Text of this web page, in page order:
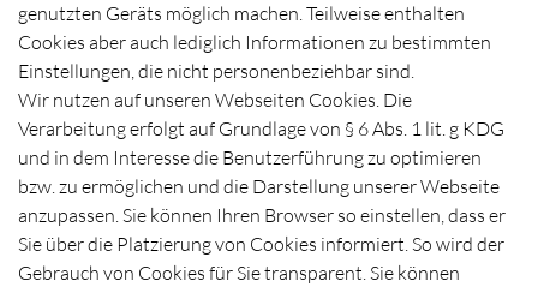
genutzten Geräts möglich machen. Teilweise enthalten
Cookies aber auch lediglich Informationen zu bestimmten
Einstellungen, die nicht personenbeziehbar sind.
Wir nutzen auf unseren Webseiten Cookies. Die
Verarbeitung erfolgt auf Grundlage von § 6 Abs. 1 lit. g KDG
und in dem Interesse die Benutzerführung zu optimieren
bzw. zu ermöglichen und die Darstellung unserer Webseite
anzupassen. Sie können Ihren Browser so einstellen, dass er
Sie über die Platzierung von Cookies informiert. So wird der
Gebrauch von Cookies für Sie transparent. Sie können